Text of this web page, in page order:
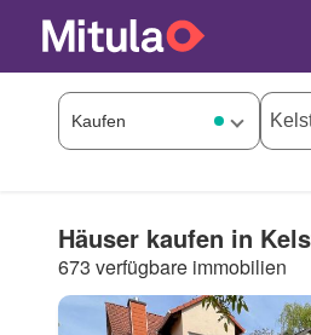
Häuser kaufen in
673 verfügbare immobilien